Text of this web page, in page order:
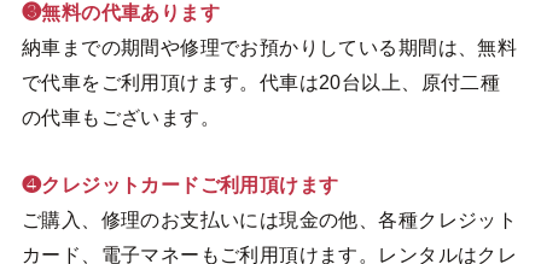
❸無料の代車あります
納車までの期間や修理でお預かりしている期間は、無料
で代車をご利用頂けます。代車は20台以上、原付二種
の代車もございます。
❹クレジットカードご利用頂けます
ご購入、修理のお支払いには現金の他、各種クレジット
カード、電子マネーもご利用頂けます。レンタルはクレ